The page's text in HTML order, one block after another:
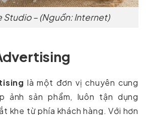
Studio – (Nguồn: Internet)
là một đơn vị chuyên cung
ảnh sản phẩm, luôn tận dụng
khe từ phía khách hàng. Với hơn